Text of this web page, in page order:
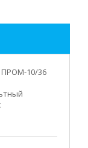
ПРОМ-10/36